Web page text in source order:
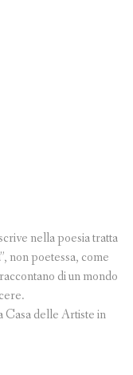
nella poesia tratta
non poetessa, come
di un mondo
Casa delle Artiste in